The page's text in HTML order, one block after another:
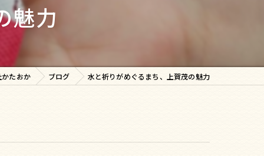
魅力
たおか ブログ 水と祈りがめぐるまち、上賀茂の魅力